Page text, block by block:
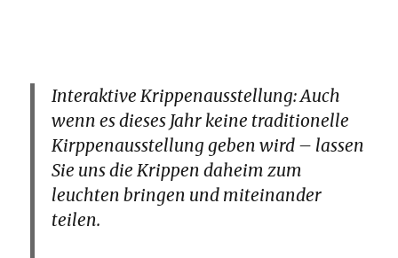
Interaktive Krippenausstellung:Auch
wenn es dieses Jahr keine traditionelle
Kirppenausstellung geben wird – lassen
Sie uns die Krippen daheim zum
leuchten bringen und miteinander
teilen.